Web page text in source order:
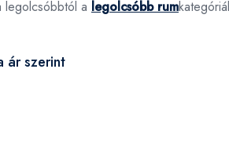
legolcsóbbtól a legolcsóbb rum
ár szerint